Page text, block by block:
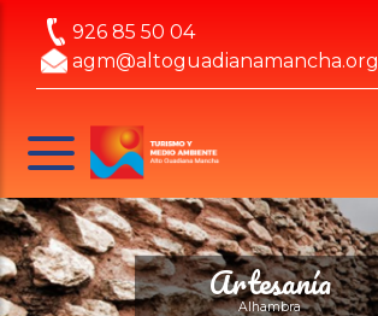
926 85 50 04
agm@altoguadianamancha.org
Artesanía
Alhambra